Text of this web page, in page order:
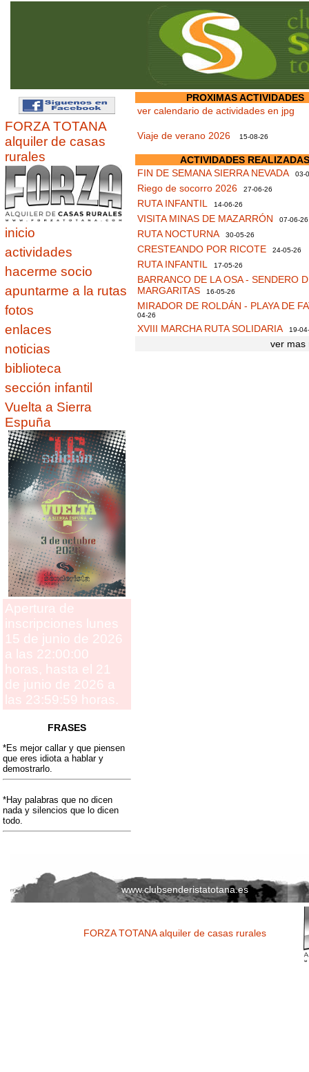
FORZA TOTANA
alquiler de casas
rurales
inicio
actividades
hacerme socio
apuntarme a la rutas
fotos
enlaces
noticias
biblioteca
sección infantil
Vuelta a Sierra
Espuña
Apertura de
inscripciones lunes
15 de junio de 2026
a las 22:00:00
horas, hasta el 21
de junio de 2026 a
las 23:59:59 horas.
FRASES
*Es mejor callar y que piensen
que eres idiota a hablar y
demostrarlo.
*Hay palabras que no dicen
nada y silencios que lo dicen
todo.
PROXIMAS ACTIVIDADES
ver calendario de actividades en jpg
Viaje de verano 2026 15-08-26
ACTIVIDADES REALIZADAS
FIN DE SEMANA SIERRA NEVADA 03-
Riego de socorro 2026 27-06-26
RUTA INFANTIL 14-06-26
VISITA MINAS DE MAZARRÓN 07-06-26
RUTA NOCTURNA 30-05-26
CRESTEANDO POR RICOTE 24-05-26
RUTA INFANTIL 17-05-26
BARRANCO DE LA OSA - SENDERO
MARGARITAS 16-05-26
MIRADOR DE ROLDÁN - PLAYA DE
04-26
XVIII MARCHA RUTA SOLIDARIA 19-
ver mas
www.clubsenderistatotana.es
FORZA TOTANA alquiler de casas rurales